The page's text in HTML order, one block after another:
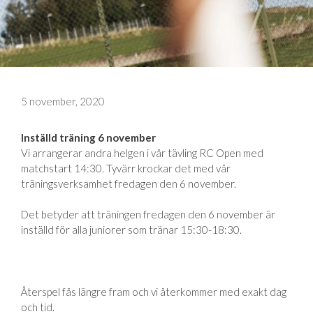
5 november, 2020
Inställd träning 6 november
Vi arrangerar andra helgen i vår tävling RC Open med
matchstart 14:30. Tyvärr krockar det med vår
träningsverksamhet fredagen den 6 november.
Det betyder att träningen fredagen den 6 november är
inställd för alla juniorer som tränar 15:30-18:30.
Återspel fås längre fram och vi återkommer med exakt dag
och tid.